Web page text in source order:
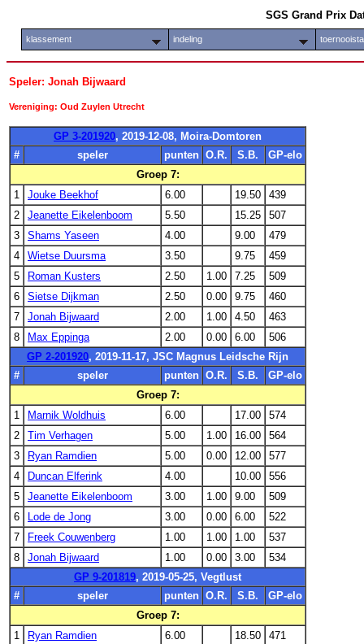
SGS Grand Prix
klassement indeling
Speler: Jonah Bijwaard
Vereniging: Oud Zuylen Utrecht
GP 3-201920, 2019-12-08, Moira-Domtoren
#
speler punten O.R. S.B.
GP-elo
Groep 7:
1
Jouke Beekhof 6.00 19.50
439
2
Jeanette Eikelenboom 5.50 15.25
507
3
Shams Yaseen 4.00 9.00
479
4
Wietse Duursma 3.50 9.75
459
5
Roman Kusters 2.50 1.00 7.25
509
6
Sietse Dijkman 2.50 0.00 9.75
460
7
Jonah Bijwaard 2.00 1.00 4.50
463
8
Max Eppinga 2.00 0.00 6.00
506
GP 2-201920, 2019-11-17, JSC Magnus Leidsche Rijn
#
speler punten O.R. S.B.
GP-elo
Groep 7:
1
Marnik Woldhuis 6.00 17.00
574
2
Tim Verhagen 5.00 1.00 16.00
564
3
Ryan Ramdien 5.00 0.00 12.00
577
4
Duncan Elferink 4.00 10.00
556
5
Jeanette Eikelenboom 3.00 1.00 9.00
509
6
Lode de Jong 3.00 0.00 6.00
522
7
Freek Couwenberg 1.00 1.00 1.00
537
8
Jonah Bijwaard 1.00 0.00 3.00
534
GP 9-201819, 2019-05-25, Vegtlust
#
speler punten O.R. S.B.
GP-elo
Groep 7:
1
Ryan Ramdien 6.00 18.50
471